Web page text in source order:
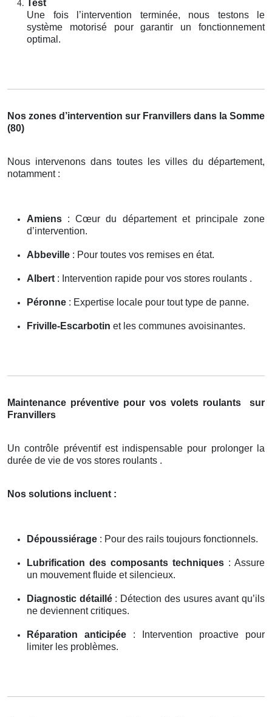
Test
Une fois l’intervention terminée, nous testons le
système motorisé pour garantir un fonctionnement
optimal.
Nos zones d’intervention sur Franvillers dans la Somme
(80)
Nous intervenons dans toutes les villes du département,
notamment :
Amiens : Cœur du département et principale zone
d’intervention.
Abbeville : Pour toutes vos remises en état.
Albert : Intervention rapide pour vos stores roulants .
Péronne : Expertise locale pour tout type de panne.
Friville-Escarbotin et les communes avoisinantes.
Maintenance préventive pour vos volets roulants
sur
Franvillers
Un contrôle préventif est indispensable pour prolonger la
durée de vie de vos stores roulants .
Nos solutions incluent :
Dépoussiérage : Pour des rails toujours fonctionnels.
Lubrification des composants techniques : Assure
un mouvement fluide et silencieux.
Diagnostic détaillé: Détection des usures avant qu’ils
ne deviennent critiques.
Réparation anticipée : Intervention proactive pour
limiter les problèmes.